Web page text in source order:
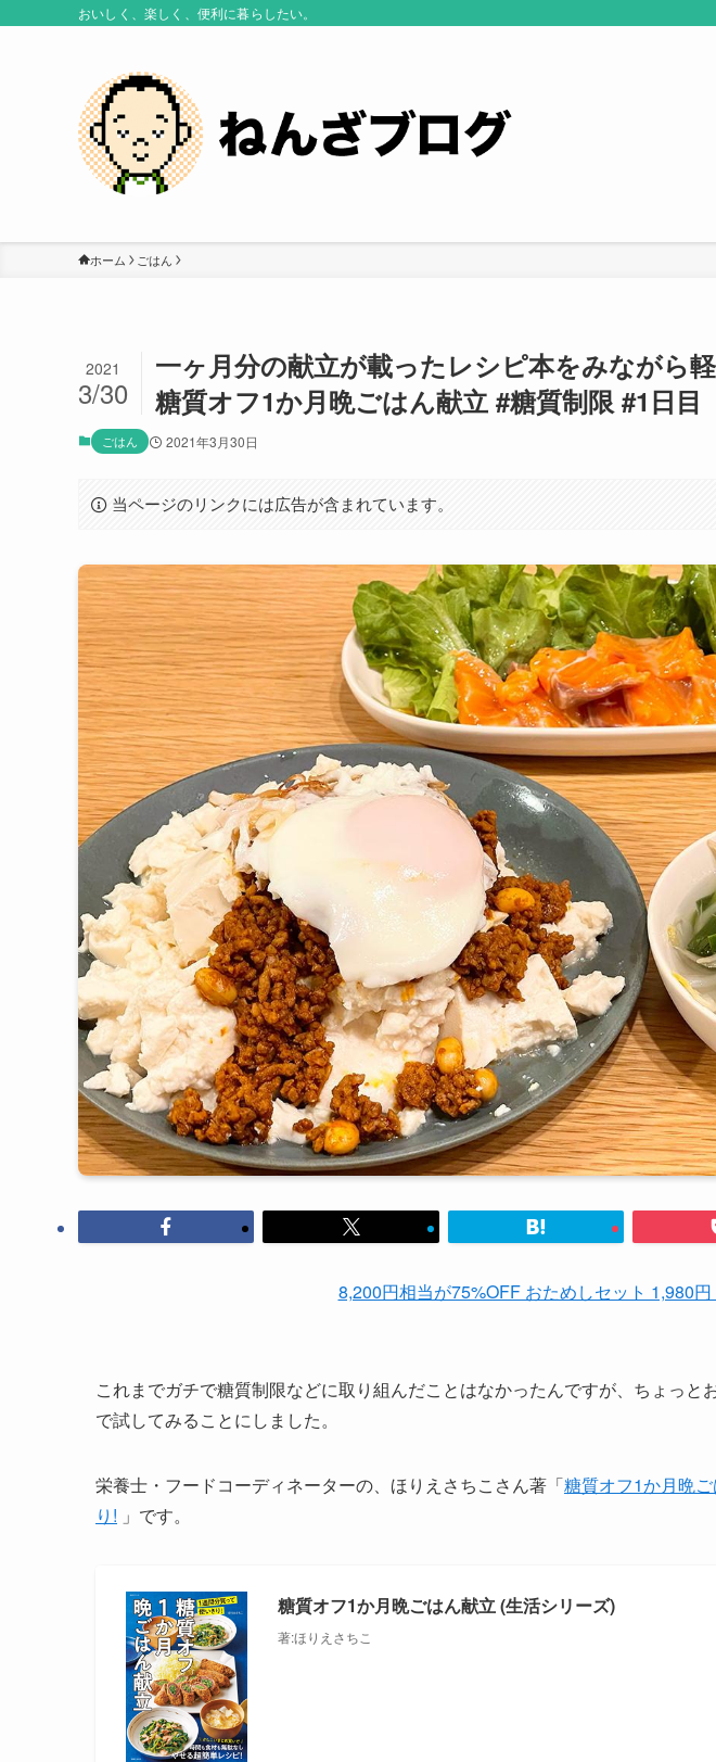
おいしく、楽しく、便利に暮らしたい。
ホーム ごはん
一ヶ月分の献立が載ったレシピ本をみながら
糖質オフ1か月晩ごはん献立 #糖質制限 #1日目
2021
3/30
ごはん 2021年3月30日
当ページのリンクには広告が含まれています。
8,200円相当が75%OFF おためしセット 1,980円
これまでガチで糖質制限などに取り組んだことはなかったんですが、ちょっと
で試してみることにしました。
栄養士・フードコーディネーターの、ほりえさちこさん著「糖質オフ1か月晩
り! 」です。
糖質オフ1か月晩ごはん献立 (生活シリーズ)
著:ほりえさちこ